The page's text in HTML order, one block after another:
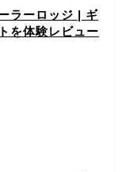
ラーロッジ | ギ
を体験レビュー